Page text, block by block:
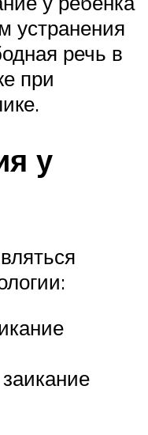
устранения
речь в
при
у